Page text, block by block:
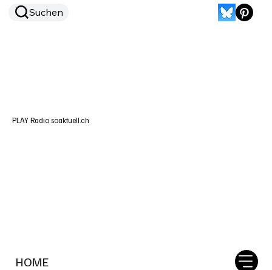
HOME
Suchen
PLAY Radio soaktuell.ch